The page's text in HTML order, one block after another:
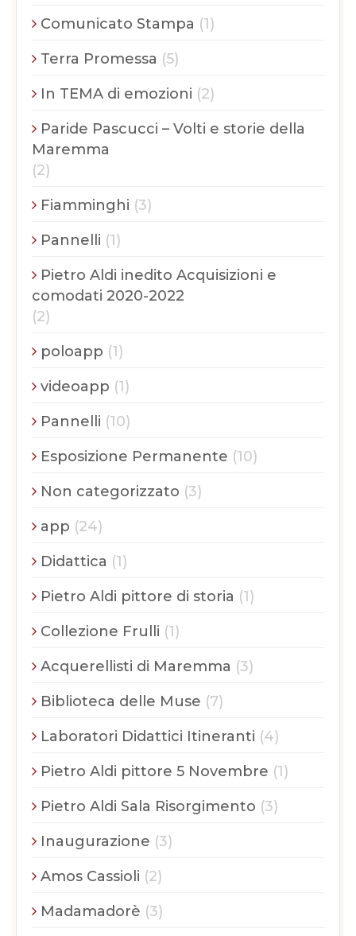
Comunicato Stampa (1)
Terra Promessa (5)
In TEMA di emozioni (2)
Paride Pascucci – Volti e storie della
Maremma
(2)
Fiamminghi (3)
Pannelli (1)
Pietro Aldi inedito Acquisizioni e
comodati 2020-2022
(2)
poloapp (1)
videoapp (1)
Pannelli (10)
Esposizione Permanente (10)
Non categorizzato (3)
app (24)
Didattica (1)
Pietro Aldi pittore di storia (1)
Collezione Frulli (1)
Acquerellisti di Maremma (3)
Biblioteca delle Muse (7)
Laboratori Didattici Itineranti (4)
Pietro Aldi pittore 5 Novembre (1)
Pietro Aldi Sala Risorgimento (3)
Inaugurazione (3)
Amos Cassioli (2)
Madamadorè (3)